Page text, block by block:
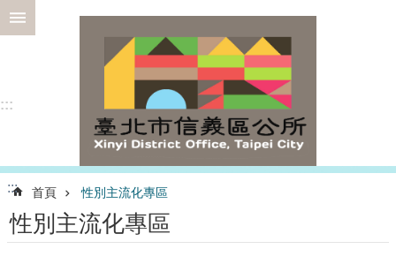
跳到主要內容區塊
選
專
區
:::
::: 首頁 性別主流化專區
性別主流化專區